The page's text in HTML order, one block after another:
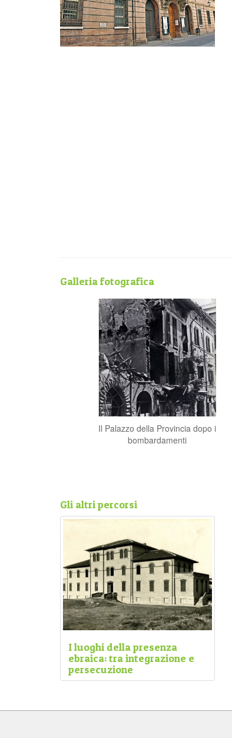
Galleria fotografica
Il Palazzo della Provincia dopo i
bombardamenti
Gli altri percorsi
I luoghi della presenza
ebraica: tra integrazione e
persecuzione
presenza ebraica nella storia di Forlì